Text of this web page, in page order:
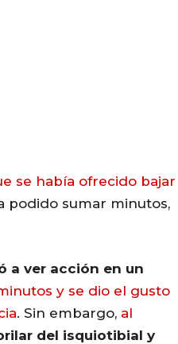
se había ofrecido bajar
podido sumar minutos,
a ver acción en un
y se dio el gusto
. Sin embargo, al
del isquiotibial y